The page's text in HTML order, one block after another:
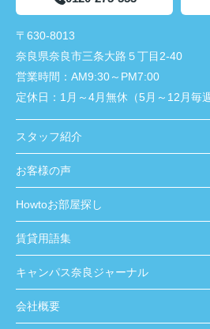
〒630-8013
奈良県奈良市三条大路５丁目2-40
営業時間： AM9:30～PM7:00
定休日： 1月～4月無休（5月～12月毎
スタッフ紹介
お客様の声
Howtoお部屋探し
賃貸用語集
キャンパス奈良ジャーナル
会社概要